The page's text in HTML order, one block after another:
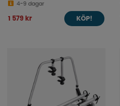
4-9 dagar
1 579 kr KÖP!